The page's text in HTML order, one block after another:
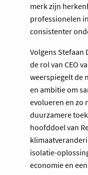
merk zijn
professionelen
consistenter
Volgens Stefaan
de rol van CEO
weerspiegelt de
en ambitie om
evolueren en zo
duurzamere
hoofddoel van
isolatie-
economie en